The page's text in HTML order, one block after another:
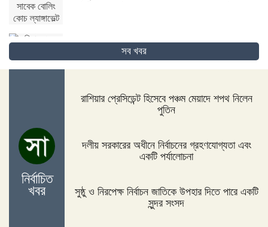
দিনাজপুরের ফুলবাড়ীতে সড়ক দুর্ঘটনায় দু’জন নিহত
পদ্মা সেতুর জন্য বাংলাদেশ বিশ্বে সম্মান পেয়েছে : প্রধানমন্ত্রী
সব খবর
নির্বাচিত
খবর
রাশিয়ার প্রেসিডেন্ট হিসেবে পঞ্চম মেয়াদে শপথ নিলেন
পুতিন
দলীয় সরকারের অধীনে নির্বাচনের গ্রহণযোগ্যতা এবং
একটি পর্যালোচনা
সুষ্ঠু ও নিরপেক্ষ নির্বাচন জাতিকে উপহার দিতে পারে একটি
সুন্দর সংসদ